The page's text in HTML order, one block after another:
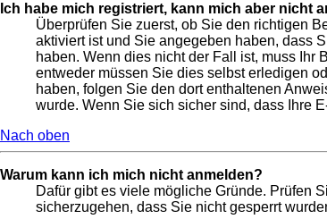
Ich habe mich registriert, kann mich aber nicht
Überprüfen Sie zuerst, ob Sie den richtigen
aktiviert ist und Sie angegeben haben, dass
haben. Wenn dies nicht der Fall ist, muss
entweder müssen Sie dies selbst erledigen
haben, folgen Sie den dort enthaltenen
wurde. Wenn Sie sich sicher sind, dass Ihre
Nach oben
Warum kann ich mich nicht anmelden?
Dafür gibt es viele mögliche Gründe. Prüfen
sicherzugehen, dass Sie nicht gesperrt